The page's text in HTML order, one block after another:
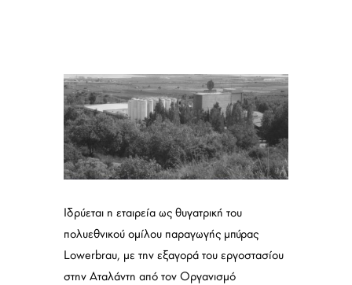
Ιδρύεται η εταιρεία ως θυγατρική του
πολυεθνικού ομίλου παραγωγής μπύρας
Lowerbrau, με την εξαγορά του εργοστασίου
στην Αταλάντη από τον Οργανισμό